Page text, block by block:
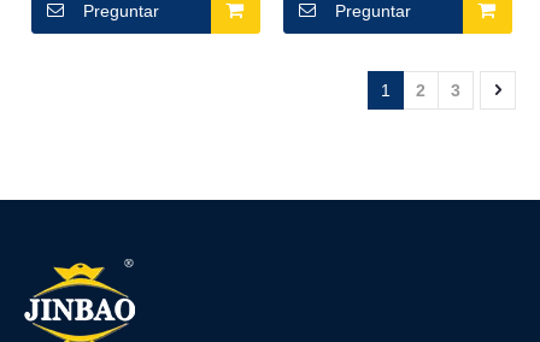
termoformado.Aplicación:
Preguntar
bajo y la calidad es buena.
Preguntar
1 2 3